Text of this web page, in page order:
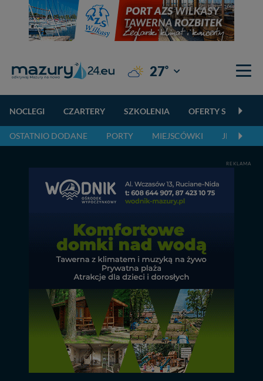
27° Giżycko
NOCLEGI CZARTERY SZKOLENIA OFERTY
OSTATNIO DODANE PORTY MIEJSCÓWKI JEZIORA,
REKLAMA